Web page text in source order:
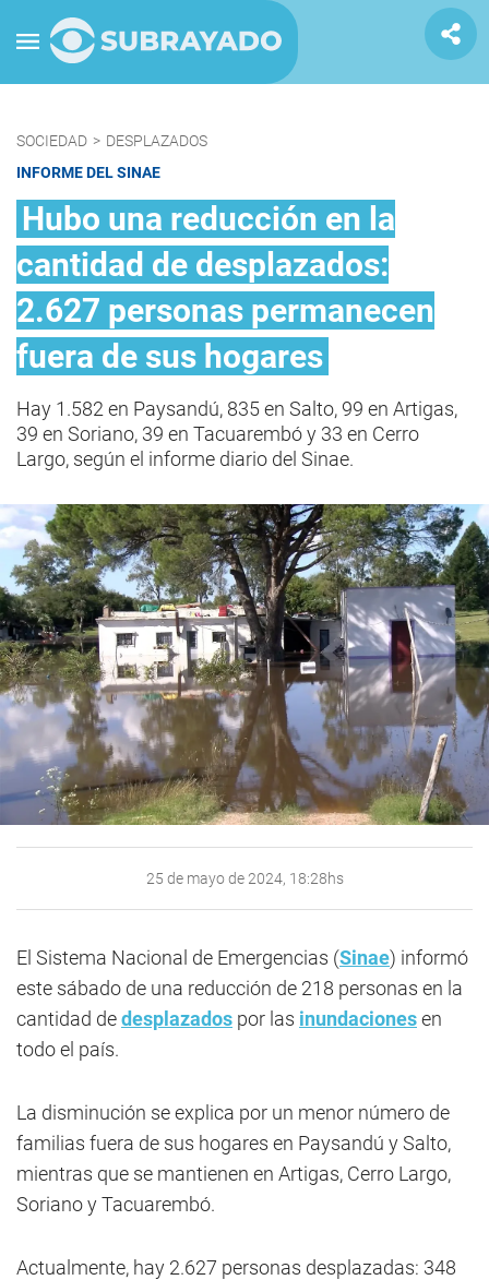
SOCIEDAD > DESPLAZADOS
INFORME DEL SINAE
Hubo una reducción en la
cantidad de desplazados:
2.627 personas permanecen
fuera de sus hogares
Hay 1.582 en Paysandú, 835 en Salto, 99 en Artigas,
39 en Soriano, 39 en Tacuarembó y 33 en Cerro
Largo, según el informe diario del Sinae.
25 de mayo de 2024, 18:28hs
El Sistema Nacional de Emergencias (Sinae) informó
este sábado de una reducción de 218 personas en la
cantidad dedesplazados por las inundacionesen
todo el país.
La disminución se explica por un menor número de
familias fuera de sus hogares en Paysandú y Salto,
mientras que se mantienen en Artigas, Cerro Largo,
Soriano y Tacuarembó.
Actualmente, hay 2.627 personas desplazadas: 348